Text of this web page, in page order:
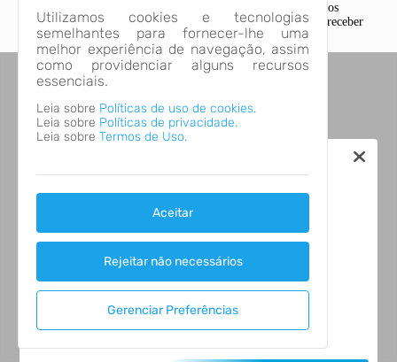
Esta página apresenta a ordem dos grupos prioritários com os
quantitativos (estimativa) de pessoas de cada grupo aptas e receber
a vacina contra COVID-19, destacando-se a fase vigente.
Utilizamos cookies e tecnologias
semelhantes para fornecer-lhe uma
melhor experiência de navegação, assim
como providenciar alguns recursos
essenciais.
Leia sobre Políticas de uso de cookies.
Leia sobre Políticas de privacidade.
Leia sobre Termos de Uso.
Aceitar
Rejeitar não necessários
Gerenciar Preferências